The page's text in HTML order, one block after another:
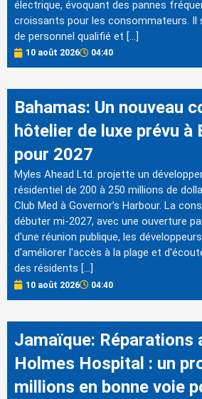
électrique, évoquant des pannes
croissants pour les consommateurs. Il
de personnel qualifié et […]
10 août 2026 04:40
Bahamas: Un nouveau
hôtelier de luxe prévu à
pour 2027
Myles Ahead Ltd. projette un
résidentiel de 200 à 250 millions de
Club Med à Governor’s Harbour. La
débuter mi-2027, avec une ouverture
d'une réunion publique, les
d'améliorer l'accès à la plage et
des résidents […]
10 août 2026 04:40
Jamaïque: Réparations
Holmes Hospital : un
millions en bonne voie